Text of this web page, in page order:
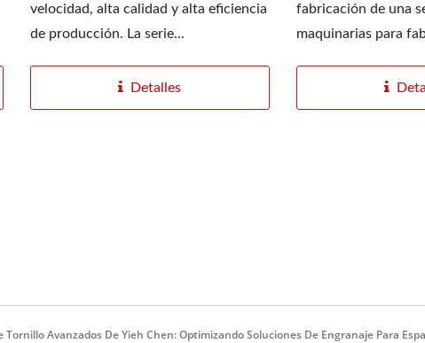
velocidad, alta calidad y alta eficiencia
de producción. La serie...
Detalles
fabricación de una
maquinarias para
Avanzados De Yieh Chen: Optimizando Soluciones De Engranaje Para